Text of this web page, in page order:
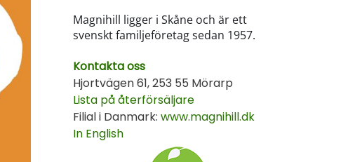
Magnihill ligger i Skåne och är ett
svenskt familjeföretag sedan 1957.
Kontakta oss
Hjortvägen 61, 253 55 Mörarp
Lista på återförsäljare
Filial i Danmark: www.magnihill.dk
In English